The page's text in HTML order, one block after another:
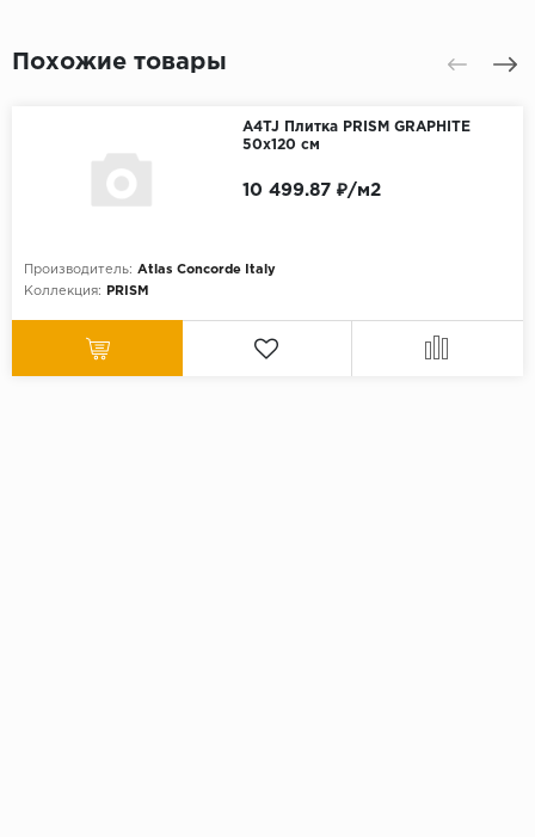
Похожие товары
A4TJ Плитка PRISM GRAPHITE
50x120 см
Производитель: Atlas Concorde Italy
Коллекция:
PRISM
10 499.87 ₽/м2